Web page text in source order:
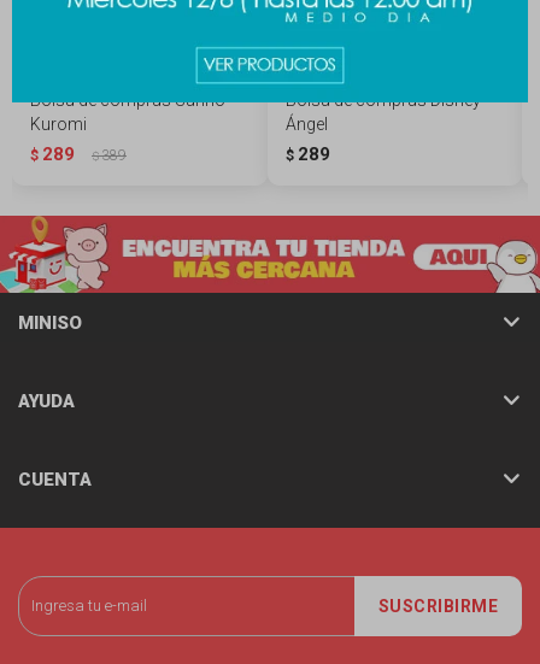
Bolsa de compras Sanrio -
Kuromi
$ 289 $389
Bolsa de compras Disney -
Ángel
$ 289
SUSCRIBIRME
MINISO
AYUDA
CUENTA